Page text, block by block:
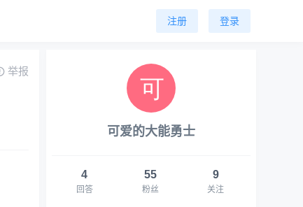
注册 登录
举报
可爱的大能勇士
4
回答
55
粉丝
9
关注